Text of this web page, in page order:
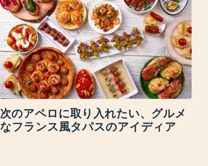
次のアペロに取り入れたい、グルメ
なフランス風タパスのアイディア